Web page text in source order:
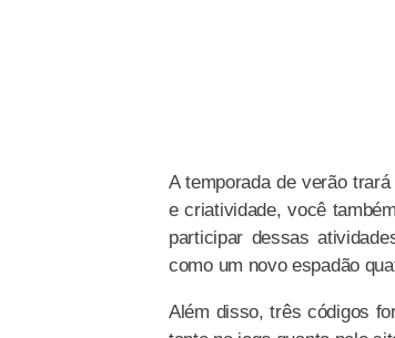
A temporada de verão
e criatividade, você
participar dessas
como um novo espadão
Além disso, três códigos